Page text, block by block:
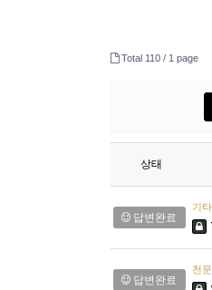
Total 110 / 1 page
상태
답변완료
기타
답변완료
천